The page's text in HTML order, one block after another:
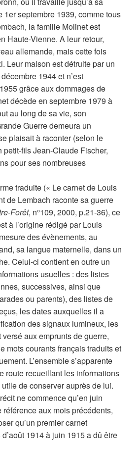
1er septembre 1939, comme tous
la famille Molinet est
Haute-Vienne. A leur retour,
allemande, mais cette fois
Leur maison est détruite par un
1944 et n’est
grâce aux dommages de
décède en septembre 1979 à
au long de sa vie, son
Guerre demeura un
plaisait à raconter (selon le
petit-fils Jean-Claude Fischer,
pour ses nombreuses
traduite (« Le carnet de Louis
de Lembach raconte sa guerre
Forêt, n°109, 2000, p.21-36), ce
à l’origine rédigé par Louis
des évènements, au
sa langue maternelle, dans un
Celui-ci contient en outre un
usuelles : des listes
successives, ainsi que
ou parents), des listes de
les dates auxquelles il a
des signaux lumineux, les
aux emprunts de guerre,
mots courants français traduits et
L’ensemble s’apparente
route recueillant les informations
de conserver auprès de lui.
ne commence qu’en juin
aux mois précédents,
qu’un premier carnet
1914 à juin 1915 a dû être